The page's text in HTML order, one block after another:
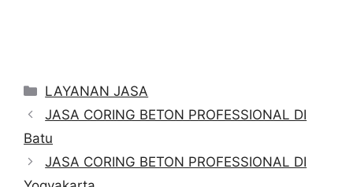
Categories
LAYANAN JASA
JASA CORING BETON PROFESSIONAL DI
Batu
JASA CORING BETON PROFESSIONAL DI